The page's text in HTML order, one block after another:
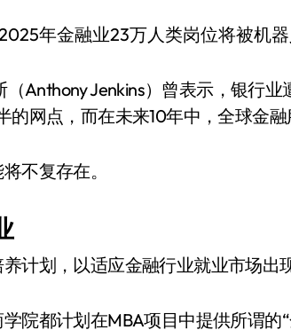
（Anthony Jenkins）曾表示，银行
的网点，而在未来10年中，全球金融
不复存在。
计划，以适应金融行业就业市场出
院都计划在MBA项目中提供所谓的